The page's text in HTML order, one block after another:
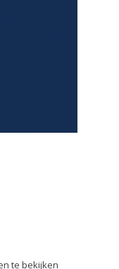
te bekijken